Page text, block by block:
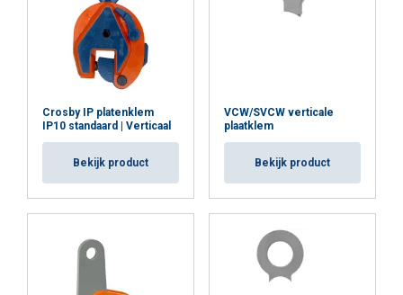
Crosby IP platenklem
IP10 standaard | Verticaal
Bekijk product
VCW/SVCW verticale
plaatklem
Bekijk product
Strikt
noodzakelijk
Functioneel Niet-geclassificeerd
ALLES ACCEPTEREN
ALLES AFWIJZEN